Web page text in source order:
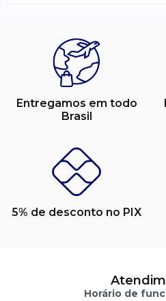
Entregamos em todo
Brasil
5% de desconto no PIX
Horário de